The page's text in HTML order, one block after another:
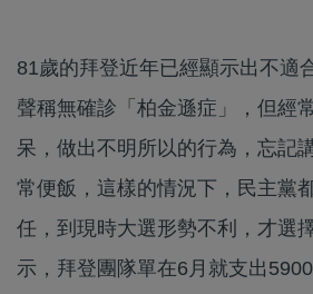
81歲的拜登近年已經顯示出不適
聲稱無確診「柏金遜症」，但經
呆，做出不明所以的行為，忘記
常便飯，這樣的情況下，民主黨
任，到現時大選形勢不利，才選
示，拜登團隊單在6月就支出